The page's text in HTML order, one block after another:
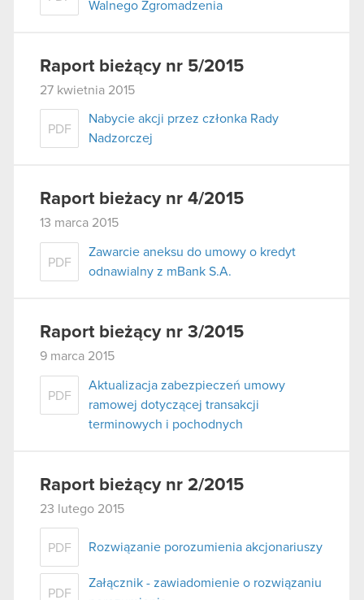
Walnego Zgromadzenia
Raport bieżący nr 5/2015
27 kwietnia 2015
PDF
Nabycie akcji przez członka Rady
Nadzorczej
Raport bieżacy nr 4/2015
13 marca 2015
PDF
Zawarcie aneksu do umowy o kredyt
odnawialny z mBank S.A.
Raport bieżący nr 3/2015
9 marca 2015
PDF
Aktualizacja zabezpieczeń umowy
ramowej dotyczącej transakcji
terminowych i pochodnych
Raport bieżący nr 2/2015
23 lutego 2015
PDF Rozwiązanie porozumienia akcjonariuszy
PDF
Załącznik - zawiadomienie o rozwiązaniu